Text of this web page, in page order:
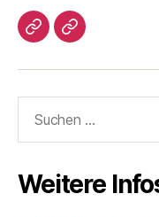
Impressum/
Beliebte
nach:
Weitere